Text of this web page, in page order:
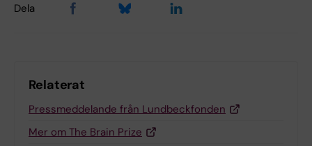
Dela
Relaterat
Pressmeddelande från Lundbeckfonden
Mer om The Brain Prize